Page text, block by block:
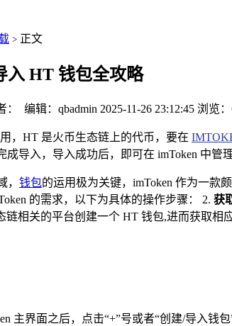
> 正文
入 HT 钱包全攻略
： 编辑：qbadmin 2025-11-26 23:12:45 浏览：
，HT 是火币生态链上的代币，要在
成导入，导入成功后，即可在 imToken 中管
， 钱包的运用极为关键，imToken 作为一款
的需求，以下为具体的操作步骤： 2. 获
相关的平台创建一个 HT 钱包,进而获取相
主界面之后，点击“+”号或者“创建/导入钱